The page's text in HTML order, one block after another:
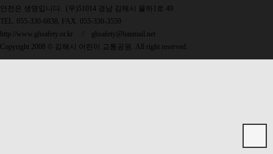
안전은 생명입니다. (우)51014 경남 김해시 율하1로 49
TEL. 055-330-6838, FAX. 055-330-3559
http://www.ghsafety.or.kr
ghsafety@hanmail.net
Copyright 2008 © 김해시 어린이 교통공원. All right reserved.